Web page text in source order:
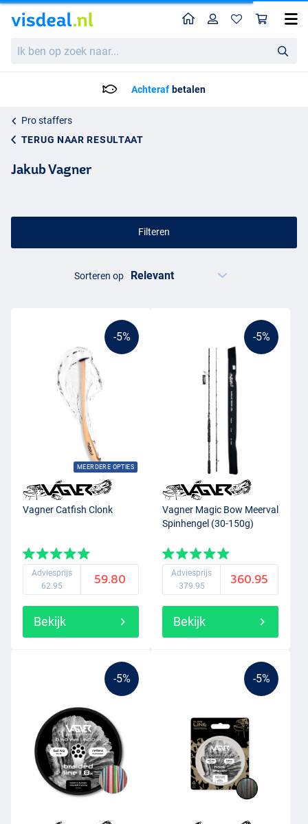
ben
HomeProfiel
Achteraf betalen
Pro staffers
TERUG NAAR RESULTAAT
Jakub Vagner
Filteren
Sorteren op
-5%
MEERDERE OPTIES
Vagner Catfish Clonk
Adviesprijs
62.95
59.80
Bekijk
-5%
Vagner Magic Bow Meerval
Spinhengel (30-150g)
Adviesprijs
379.95
360.95
Bekijk
-5% -5%